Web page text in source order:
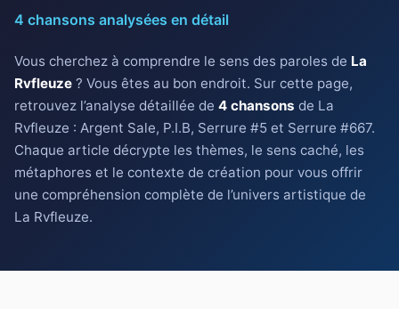
4 chansons analysées en détail
Vous cherchez à comprendre le sens des paroles de La
Rvfleuze ? Vous êtes au bon endroit. Sur cette page,
retrouvez l’analyse détaillée de 4 chansons de La
Rvfleuze : Argent Sale, P.I.B, Serrure #5 et Serrure #667.
Chaque article décrypte les thèmes, le sens caché, les
métaphores et le contexte de création pour vous offrir
une compréhension complète de l’univers artistique de
La Rvfleuze.